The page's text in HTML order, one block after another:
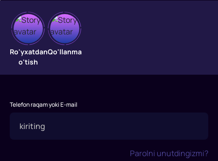
Xavfli
xudud
Yaqin
o'tadigan
to'g'ridan-
Ro'yxatdan
o'tish
Qo'llanma
Telefon raqam yoki E-mail
Parolni unutdingizmi?